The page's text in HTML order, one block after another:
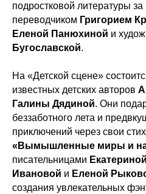
подростковой литературы
переводчиком Григорием
Еленой Панюхиной и
Бугославской.
На «Детской сцене»
известных детских авторов
Галины Дядиной. Они
беззаботного лета и
приключений через свои
«Вымышленные миры и
писательницами
Ивановой и Еленой
создания увлекательных